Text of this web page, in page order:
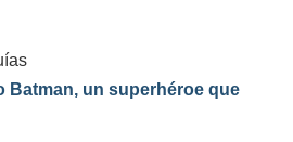
Batman, un superhéroe que